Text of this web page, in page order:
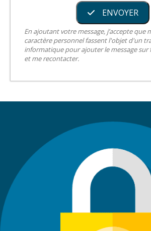
ENVOYER
En ajoutant votre message, j’accepte que
caractère personnel fassent l'objet d'un
informatique pour ajouter le message sur
et me recontacter.